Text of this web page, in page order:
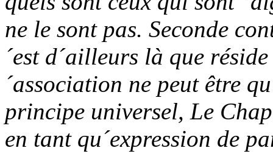
ne le sont pas. Seconde
´est d´ailleurs là que
´association ne peut être
principe universel, Le
en tant qu´expression de